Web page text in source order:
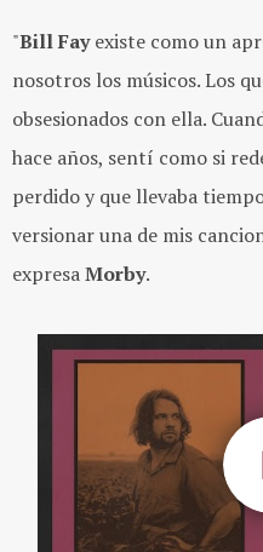
"Bill Fayexiste como un
nosotros los músicos. Los
obsesionados con ella.
hace años, sentí como si
perdido y que llevaba
versionar una de mis
expresaMorby.